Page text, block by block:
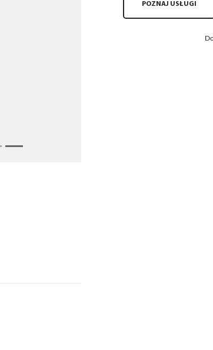
POZNAJ USŁUGI